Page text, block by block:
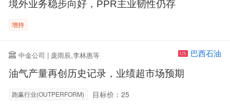
境外业务稳步向好，PPR主业韧性仍存
增持
中金公司 | 庞雨辰,李林惠等 US 巴西石油
油气产量再创历史记录，业绩超市场预期
跑赢行业(OUTPERFORM) 目标价：25